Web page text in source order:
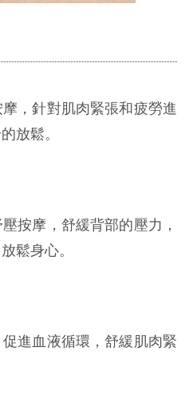
，針對肌肉緊張和疲勞進
放鬆。
按摩，舒緩背部的壓力，
鬆身心。
進血液循環，舒緩肌肉緊